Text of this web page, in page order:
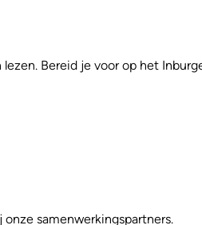
Bereid je voor op het
samenwerkingspartners.